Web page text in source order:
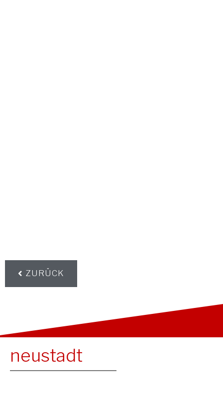
ZURÜCK
neustadt